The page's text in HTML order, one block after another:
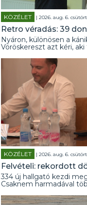
KÖZÉLET | 2026. aug. 6.
Retro véradás: 39
Nyáron, különösen a
Vöröskereszt azt kéri,
KÖZÉLET | 2026. aug. 6.
Felvételi: rekordott
334 új hallgató kezdi
Csaknem harmadával